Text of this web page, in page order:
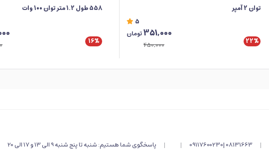
توان 2 آمپر
5
22%
351,000تومان
450,000
558 طول 1.2 متر توان 100 وات
16%
|
08131663 |
09117600230
|
| پاسخگوی شما هستیم: شنبه تا پنج شنبه 9 الی 13 و 17 الی 20